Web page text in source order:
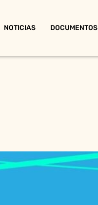
NOTICIAS DOCUMENTOS